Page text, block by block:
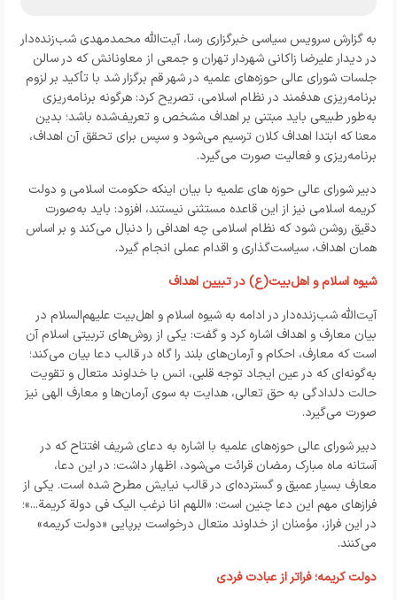
به گزارش سرویس سیاسی خبرگزاری رسا، آیت‌الله محمدمهدی شب‌زنده‌دار
در دیدار علیرضا زاکانی شهردار تهران و جمعی از معاونانش که در سالن
جلسات شورای عالی حوزه‌های علمیه در شهر قم برگزار شد با تأکید بر لزوم
برنامه‌ریزی هدفمند در نظام اسلامی، تصریح کرد: هرگونه برنامه‌ریزی
به‌طور طبیعی باید مبتنی بر اهداف مشخص و تعریف‌شده باشد؛ بدین
معنا که ابتدا اهداف کلان ترسیم می‌شود و سپس برای تحقق آن اهداف،
برنامه‌ریزی و فعالیت صورت می‌گیرد.
دبیر شورای عالی حوزه های علمیه با بیان اینکه حکومت اسلامی و دولت
کریمه اسلامی نیز از این قاعده مستثنی نیستند، افزود: باید به‌صورت
دقیق روشن شود که نظام اسلامی چه اهدافی را دنبال می‌کند و بر اساس
همان اهداف، سیاست‌گذاری و اقدام عملی انجام گیرد.
شیوه اسلام و اهل‌بیت(ع) در تبیین اهداف
آیت‌الله شب‌زنده‌دار در ادامه به شیوه اسلام و اهل‌بیت علیهم‌السلام در
بیان معارف و اهداف اشاره کرد و گفت: یکی از روش‌های تربیتی اسلام آن
است که معارف، احکام و آرمان‌های بلند را گاه در قالب دعا بیان می‌کند؛
به‌گونه‌ای که در عین ایجاد توجه قلبی، انس با خداوند متعال و تقویت
حالت دلدادگی به حق تعالی، هدایت به سوی آرمان‌ها و معارف الهی نیز
صورت می‌گیرد.
دبیر شورای عالی حوزه‌های علمیه با اشاره به دعای شریف افتتاح که در
آستانه ماه مبارک رمضان قرائت می‌شود، اظهار داشت: در این دعا،
معارف بسیار عمیق و گسترده‌ای در قالب نیایش مطرح شده است. یکی از
فرازهای مهم این دعا چنین است: «اللهم انا نرغب الیک فی دولة کریمة...»؛
در این فراز، مؤمنان از خداوند متعال درخواست برپایی «دولت کریمه»
می‌کنند.
دولت کریمه؛ فراتر از عبادت فردی